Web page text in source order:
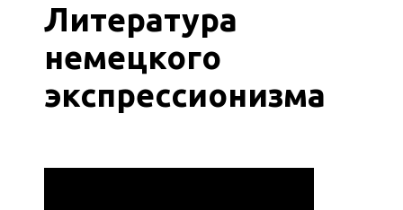
Литература
немецкого
экспрессионизма